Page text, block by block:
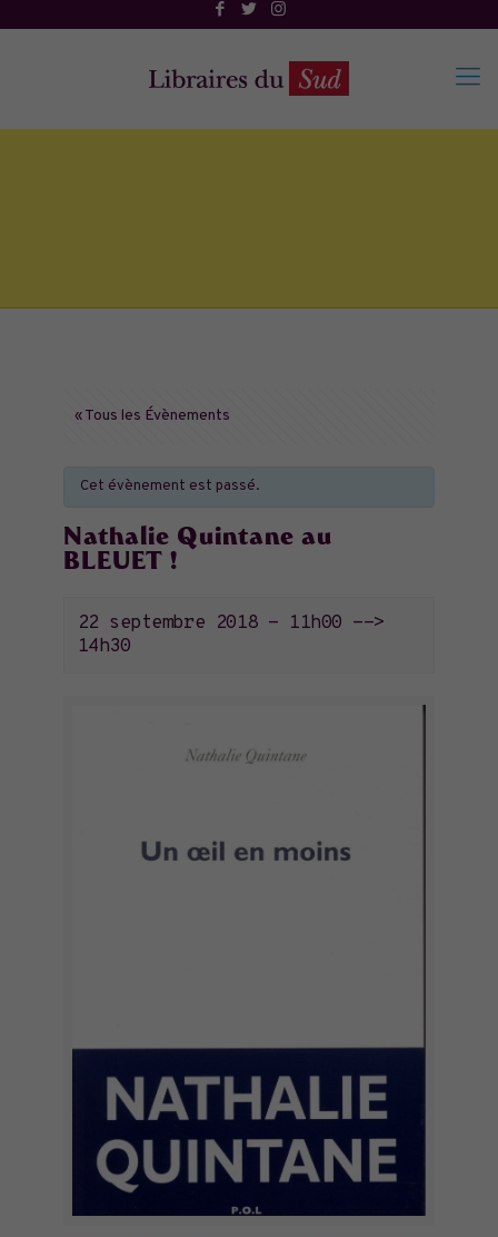
« Tous les Évènements
Cet évènement est passé.
Nathalie Quintane au
BLEUET !
22 septembre 2018 - 11h00 -->
14h30